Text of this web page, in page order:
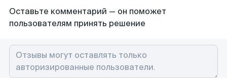
Оставьте комментарий — он поможет
пользователям принять решение